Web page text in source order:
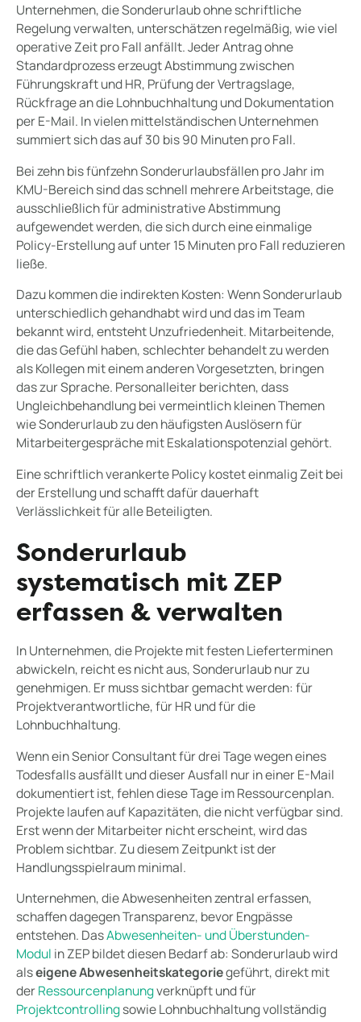
Unternehmen, die Sonderurlaub ohne schriftliche
Regelung verwalten, unterschätzen regelmäßig, wie viel
operative Zeit pro Fall anfällt. Jeder Antrag ohne
Standardprozess erzeugt Abstimmung zwischen
Führungskraft und HR, Prüfung der Vertragslage,
Rückfrage an die Lohnbuchhaltung und Dokumentation
per E-Mail. In vielen mittelständischen Unternehmen
summiert sich das auf 30 bis 90 Minuten pro Fall.
Bei zehn bis fünfzehn Sonderurlaubsfällen pro Jahr im
KMU-Bereich sind das schnell mehrere Arbeitstage, die
ausschließlich für administrative Abstimmung
aufgewendet werden, die sich durch eine einmalige
Policy-Erstellung auf unter 15 Minuten pro Fall reduzieren
ließe.
Dazu kommen die indirekten Kosten: Wenn Sonderurlaub
unterschiedlich gehandhabt wird und das im Team
bekannt wird, entsteht Unzufriedenheit. Mitarbeitende,
die das Gefühl haben, schlechter behandelt zu werden
als Kollegen mit einem anderen Vorgesetzten, bringen
das zur Sprache. Personalleiter berichten, dass
Ungleichbehandlung bei vermeintlich kleinen Themen
wie Sonderurlaub zu den häufigsten Auslösern für
Mitarbeitergespräche mit Eskalationspotenzial gehört.
Eine schriftlich verankerte Policy kostet einmalig Zeit bei
der Erstellung und schafft dafür dauerhaft
Verlässlichkeit für alle Beteiligten.
Sonderurlaub
systematisch mit ZEP
erfassen & verwalten
In Unternehmen, die Projekte mit festen Lieferterminen
abwickeln, reicht es nicht aus, Sonderurlaub nur zu
genehmigen. Er muss sichtbar gemacht werden: für
Projektverantwortliche, für HR und für die
Lohnbuchhaltung.
Wenn ein Senior Consultant für drei Tage wegen eines
Todesfalls ausfällt und dieser Ausfall nur in einer E-Mail
dokumentiert ist, fehlen diese Tage im Ressourcenplan.
Projekte laufen auf Kapazitäten, die nicht verfügbar sind.
Erst wenn der Mitarbeiter nicht erscheint, wird das
Problem sichtbar. Zu diesem Zeitpunkt ist der
Handlungsspielraum minimal.
Unternehmen, die Abwesenheiten zentral erfassen,
schaffen dagegen Transparenz, bevor Engpässe
entstehen. DasAbwesenheiten- und Überstunden-
Modul in ZEP bildet diesen Bedarf ab: Sonderurlaub wird
alseigene Abwesenheitskategoriegeführt, direkt mit
derRessourcenplanungverknüpft und für
Projektcontrollingsowie Lohnbuchhaltung vollständig